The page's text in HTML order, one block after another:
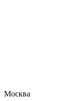
Москва